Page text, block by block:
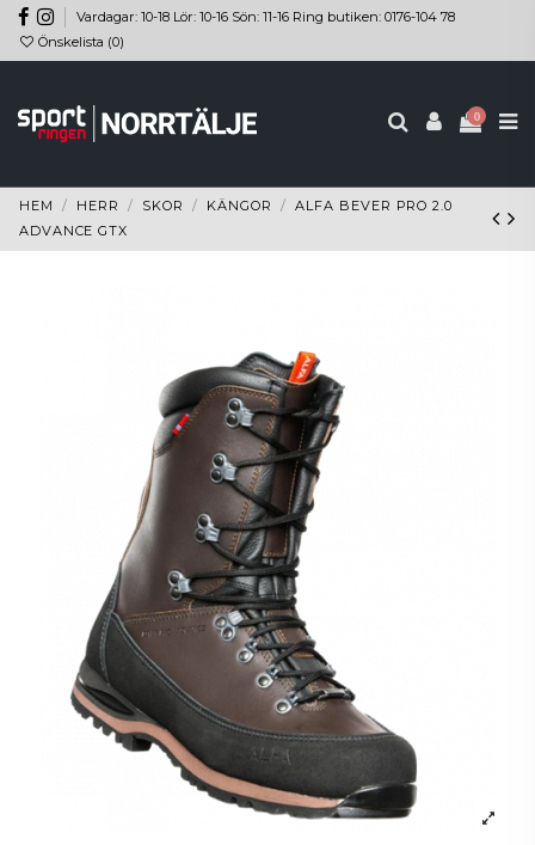
Vardagar: 10-18 Lör: 10-16 Sön: 11-16 Ring butiken: 0176-104 78
Önskelista (0)
0
HEM HERR SKOR KÄNGOR
ALFA BEVER PRO 2.0
ADVANCE GTX